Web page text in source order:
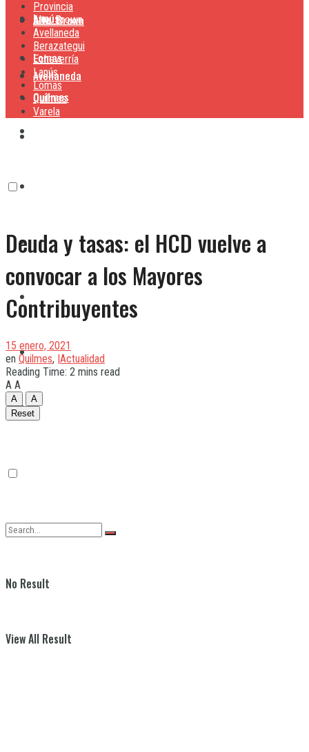
Lanús
Lomas
Quilmes
Alte. Brown
Avellaneda
Lanús
Lomas
Quilmes
Varela
No Result
View All Result
Provincia
Alte. Brown
Avellaneda
Berazategui
Echeverría
Lanús
Lomas
Quilmes
Varela
Deuda y tasas: el HCD vuelve a
convocar a los Mayores
Contribuyentes
15 enero, 2021
en Quilmes, |Actualidad
Reading Time: 2 mins read
A A
A
A
Reset